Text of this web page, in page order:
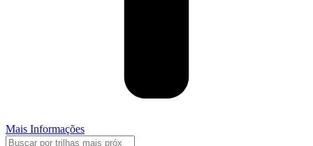
Mais Informações